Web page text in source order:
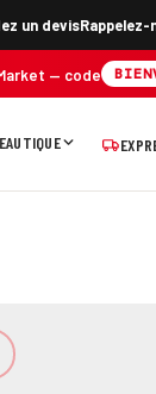
un devisRappelez-
— code